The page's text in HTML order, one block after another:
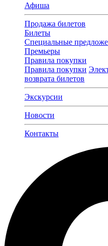
Афиша
Продажа билетов
Билеты
Специальные
Премьеры
Правила покупки
Правила покупки
возврата билетов
Экскурсии
Новости
Контакты